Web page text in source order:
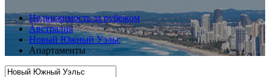
Недвижимость за рубежом
Австралия
Новый Южный Уэльс
Апартаменты